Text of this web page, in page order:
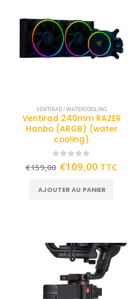
VENTIRAD / WATERCOOLING
Ventirad 240mm RAZER
Hanbo (ARGB) (water
cooling)
out of 5
€159,00 €109,00 TTC
AJOUTER AU PANIER